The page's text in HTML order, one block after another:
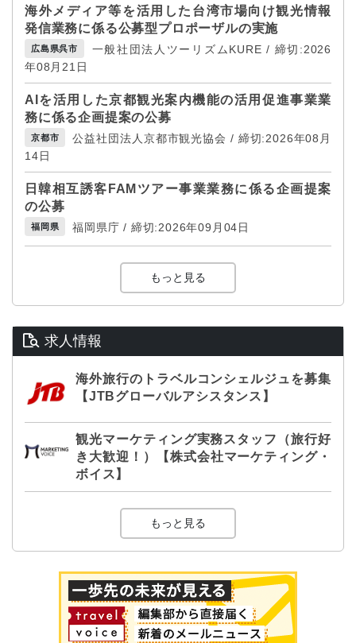
海外メディア等を活用した台湾市場向け観光情報
発信業務に係る公募型プロポーザルの実施
広島県呉市
一般社団法人ツーリズムKURE / 締切:2026
年08月21日
AIを活用した京都観光案内機能の活用促進事業業
務に係る企画提案の公募
京都市
公益社団法人京都市観光協会 / 締切:2026年08月
14日
日韓相互誘客FAMツアー事業業務に係る企画提案
の公募
福岡県 福岡県庁 / 締切:2026年09月04日
もっと見る
求人情報
海外旅行のトラベルコンシェルジュを募集
【JTBグローバルアシスタンス】
観光マーケティング実務スタッフ（旅行好
き大歓迎！）【株式会社マーケティング・
ボイス】
もっと見る